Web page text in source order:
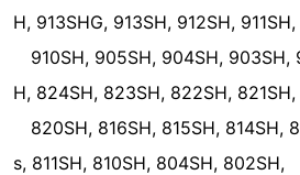
H, 913SHG, 913SH, 912SH, 911SH,
910SH, 905SH, 904SH, 903SH,
H, 824SH, 823SH, 822SH, 821SH,
820SH, 816SH, 815SH, 814SH,
s, 811SH, 810SH, 804SH, 802SH,